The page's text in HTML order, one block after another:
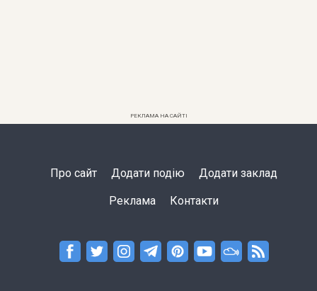
РЕКЛАМА НА САЙТІ
Про сайт Додати подію Додати заклад
Реклама Контакти